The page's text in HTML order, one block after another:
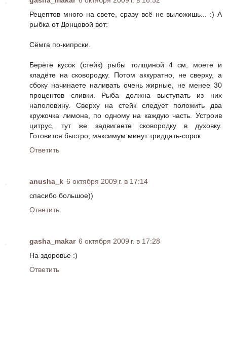
Рецептов много на свете, сразу всё не выложишь... :) А
рыбка от Донцовой вот:
Сёмга по-кипрски.
Берёте кусок (стейк) рыбы толщиной 4 см, моете и
кладёте на сковородку. Потом аккуратно, не сверху, а
сбоку начинаете наливать очень жирные, не менее 30
процентов сливки. Рыба должна выступать из них
наполовину. Сверху на стейк следует положить два
кружочка лимона, по одному на каждую часть. Устроив
цитрус, тут же задвигаете сковородку в духовку.
Готовится быстро, максимум минут тридцать-сорок.
Ответить
anusha_k 6 октября 2009 г. в 17:14
спасибо большое))
Ответить
gasha_makar 6 октября 2009 г. в 17:28
На здоровье :)
Ответить